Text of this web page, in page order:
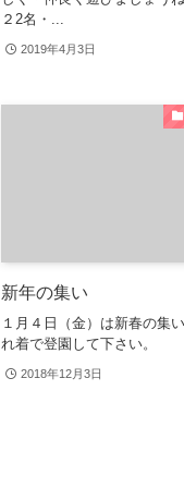
２2名・...
2019年4月3日
新年の集い
１月４日（金）は新春の集
れ着で登園して下さい。
2018年12月3日